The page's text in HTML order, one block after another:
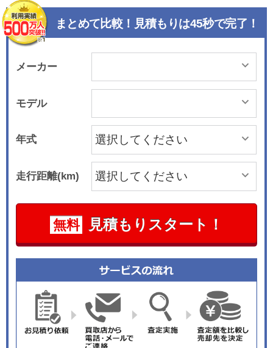
まとめて比較！見積もりは45秒で完了！
メーカー
モデル
年式
走行距離(km)
無料 見積もりスタート！